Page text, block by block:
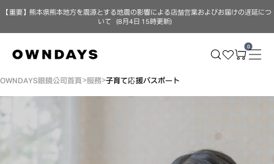
【重要】熊本県熊本地方を震源とする地震の影響による店舗営業およびお届けの遅延につ
いて（8月4日 15時更新）
0
OWNDAYS眼鏡公司首頁 服務 子育て応援パスポート